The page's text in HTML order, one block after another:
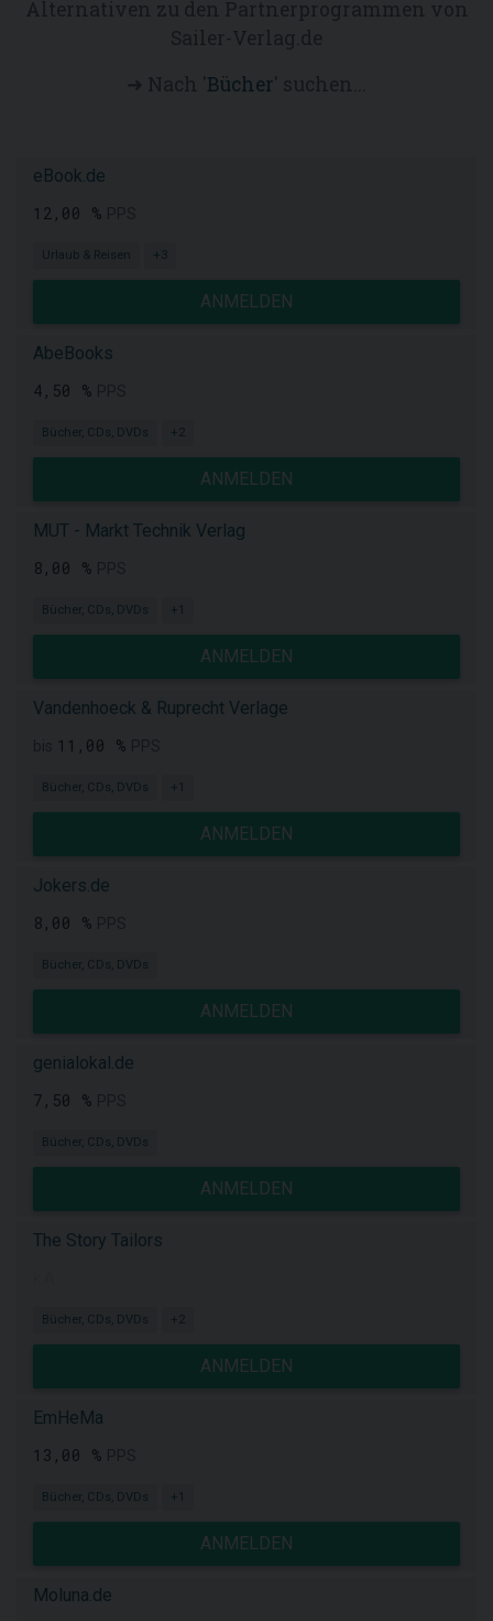
Bücher
eBook.de
12,00 %
Urlaub & Reisen +3
ANMELDEN
AbeBooks
4,50 %
Bücher, CDs, DVDs +2
ANMELDEN
MUT - Markt Technik Verlag
8,00 %
Bücher, CDs, DVDs +1
ANMELDEN
Vandenhoeck & Ruprecht Verlage
11,00 %
Bücher, CDs, DVDs +1
ANMELDEN
Jokers.de
8,00 %
Bücher, CDs, DVDs
ANMELDEN
genialokal.de
7,50 %
Bücher, CDs, DVDs
ANMELDEN
The Story Tailors
Bücher, CDs, DVDs +2
ANMELDEN
EmHeMa
13,00 %
Bücher, CDs, DVDs +1
ANMELDEN
Moluna.de